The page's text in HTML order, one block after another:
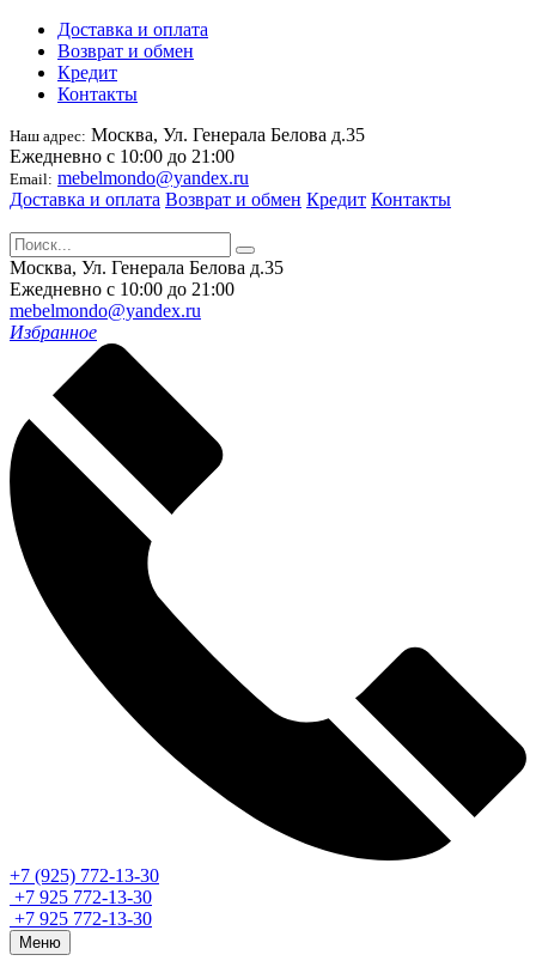
Доставка и оплата
Возврат и обмен
Кредит
Контакты
Наш адрес: Москва, Ул. Генерала Белова д.35
Ежедневно с 10:00 до 21:00
Email: mebelmondo@yandex.ru
Доставка и оплата Возврат и обмен Кредит Контакты
Москва, Ул. Генерала Белова д.35
Ежедневно с 10:00 до 21:00
mebelmondo@yandex.ru
Избранное
+7 (925) 772-13-30
+7 925 772-13-30
+7 925 772-13-30
Меню